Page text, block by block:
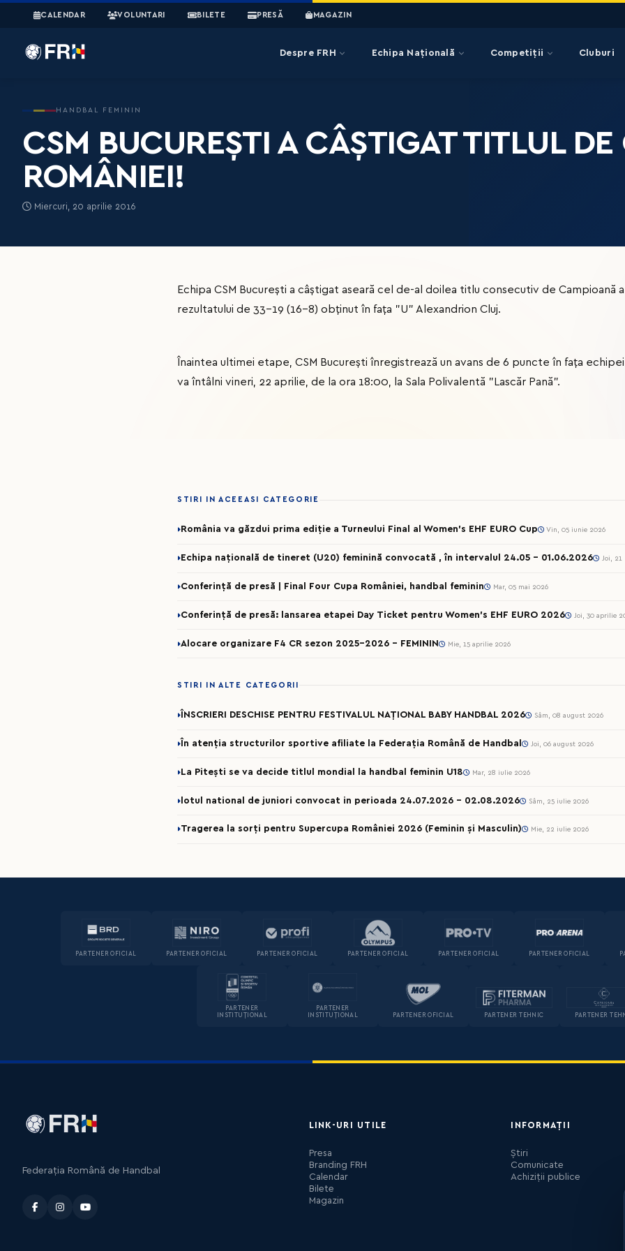
CALENDAR VOLUNTARI BILETE PRESĂ MAGAZIN
Despre FRH Echipa Națională Competiții Cluburi
HANDBAL FEMININ
CSM BUCUREȘTI A CÂȘTIGAT TITLUL
ROMÂNIEI!
Miercuri, 20 aprilie 2016
Echipa CSM București a câștigat aseară cel de-al doilea titlu consecutiv de Campioană
rezultatului de 33-19 (16-8) obținut în fața ”U” Alexandrion Cluj.
Înaintea ultimei etape, CSM București înregistrează un avans de 6 puncte în fața
va întâlni vineri, 22 aprilie, de la ora 18:00, la Sala Polivalentă ”Lascăr Pană”.
STIRI IN ACEEASI CATEGORIE
România va găzdui prima ediție a Turneului Final al Women’s EHF EURO Cup Vin, 05 iunie 2026
Echipa națională de tineret (U20) feminină convocată , în intervalul 24.05 – 01.06.2026 Joi, 21
Conferință de presă | Final Four Cupa României, handbal feminin Mar, 05 mai 2026
Conferință de presă: lansarea etapei Day Ticket pentru Women’s EHF EURO 2026 Joi, 30 aprilie
Alocare organizare F4 CR sezon 2025-2026 - FEMININ Mie, 15 aprilie 2026
STIRI IN ALTE CATEGORII
ÎNSCRIERI DESCHISE PENTRU FESTIVALUL NAȚIONAL BABY HANDBAL 2026 Sâm, 08 august 2026
În atenția structurilor sportive afiliate la Federația Română de Handbal Joi, 06 august 2026
La Pitești se va decide titlul mondial la handbal feminin U18 Mar, 28 iulie 2026
lotul national de juniori convocat in perioada 24.07.2026 – 02.08.2026 Sâm, 25 iulie 2026
Tragerea la sorți pentru Supercupa României 2026 (Feminin și Masculin) Mie, 22 iulie 2026
PARTENER OFICIAL PARTENER OFICIAL PARTENER OFICIAL PARTENER OFICIAL PARTENER OFICIAL PARTENER OFICIAL
PARTENER
INSTITUȚIONAL
PARTENER
INSTITUȚIONAL
PARTENER OFICIAL PARTENER TEHNIC PARTENER
Federația Română de Handbal
LINK-URI UTILE
Presa
Branding FRH
Calendar
Bilete
Magazin
INFORMAȚII
Știri
Comunicate
Achiziții publice